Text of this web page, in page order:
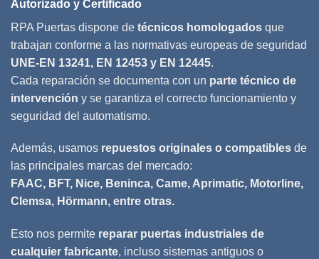
Autorizado y Certificado
RPA Puertas dispone de técnicos homologados que
trabajan conforme a las normativas europeas de seguridad
UNE-EN 13241, EN 12453 y EN 12445.
Cada reparación se documenta con un parte técnico de
intervención y se garantiza el correcto funcionamiento y
seguridad del automatismo.
Además, usamos repuestos originales o compatibles de
las principales marcas del mercado:
FAAC, BFT, Nice, Beninca, Came, Aprimatic, Motorline,
Clemsa, Hörmann, entre otras.
Esto nos permite reparar puertas industriales de
cualquier fabricante, incluso sistemas antiguos o